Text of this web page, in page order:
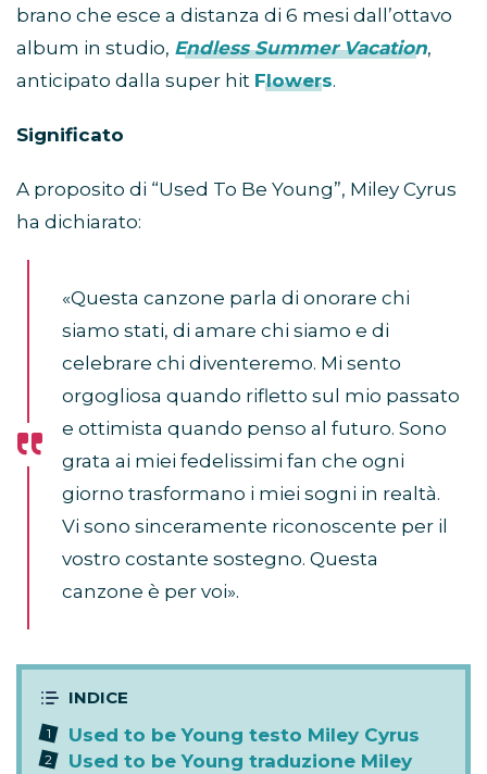
brano che esce a distanza di 6 mesi dall’ottavo
album in studio, Endless Summer Vacation,
anticipato dalla super hit Flowers.
Significato
A proposito di “Used To Be Young”, Miley Cyrus
ha dichiarato:
«Questa canzone parla di onorare chi
siamo stati, di amare chi siamo e di
celebrare chi diventeremo. Mi sento
orgogliosa quando rifletto sul mio passato
e ottimista quando penso al futuro. Sono
grata ai miei fedelissimi fan che ogni
giorno trasformano i miei sogni in realtà.
Vi sono sinceramente riconoscente per il
vostro costante sostegno. Questa
canzone è per voi».
Used to be Young testo Miley Cyrus
Used to be Young traduzione Miley